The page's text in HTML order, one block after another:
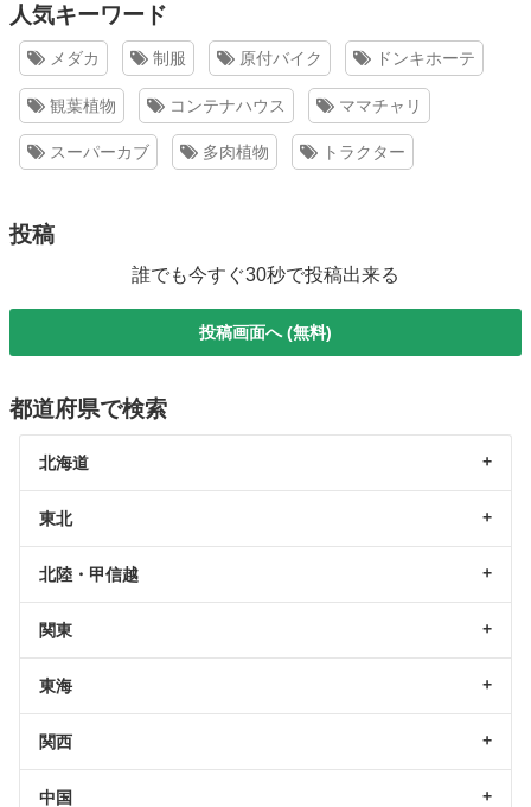
人気キーワード
メダカ 制服 原付バイク ドンキホーテ
観葉植物 コンテナハウス ママチャリ
スーパーカブ 多肉植物 トラクター
投稿
誰でも今すぐ30秒で投稿出来る
投稿画面へ (無料)
都道府県で検索
北海道
東北
北陸・甲信越
関東
東海
関西
中国